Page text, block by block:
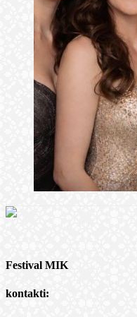
Festival MIK
kontakti: